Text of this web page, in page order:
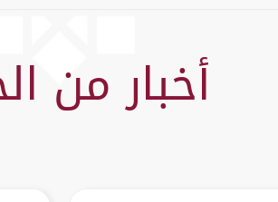
أخبار من